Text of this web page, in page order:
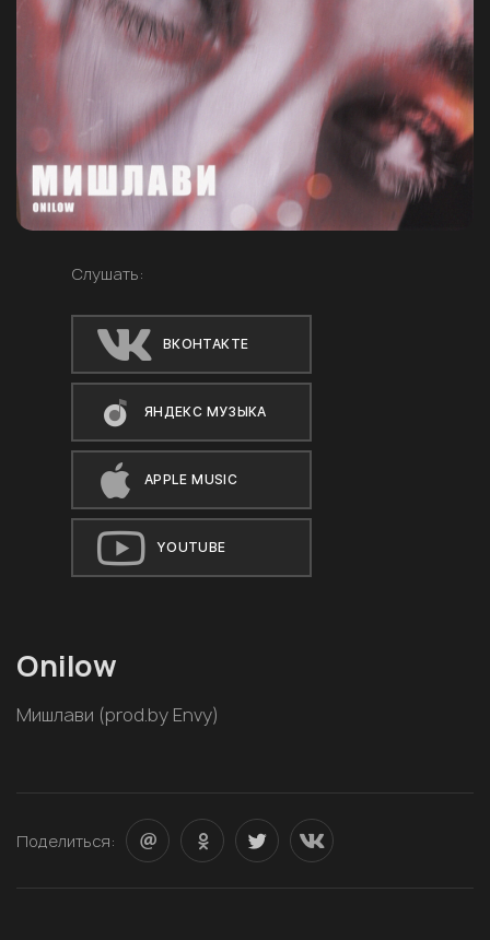
Слушать:
ВКОНТАКТЕ
ЯНДЕКС МУЗЫКА
APPLE MUSIC
YOUTUBE
Onilow
Мишлави (prod.by Envy)
Поделиться: